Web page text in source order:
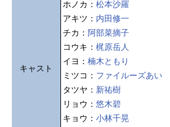
キャスト
ホノカ： 松本沙羅
アキツ： 内田修一
チカ： 阿部菜摘子
コウキ： 梶原岳人
イヨ： 楠木ともり
ミツコ： ファイルーズあい
タツヤ： 新祐樹
リョウ： 悠木碧
キョウ： 小林千晃